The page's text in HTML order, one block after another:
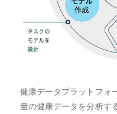
健康データプラットフォ
量の健康データを分析す